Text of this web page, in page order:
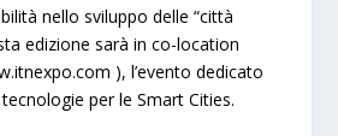
nello sviluppo delle “città
edizione sarà in co-location
), l’evento dedicato
per le Smart Cities.